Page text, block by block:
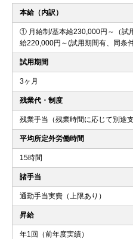
本給（内訳）
① 月給制/基本給230,000円～（
給220,000円～(試用期間有、同条
試用期間
3ヶ月
残業代・制度
残業手当（残業時間に応じて別途支
平均所定外労働時間
15時間
諸手当
通勤手当実費（上限あり）
昇給
年1回（前年度実績）